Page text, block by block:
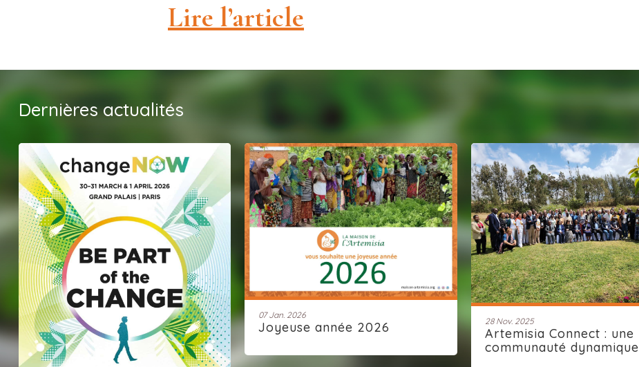
Lire l’article
Dernières actualités
07 Jan. 2026
Joyeuse année 2026 28 Nov. 2025
Artemisia Connect : une
communauté dynamique